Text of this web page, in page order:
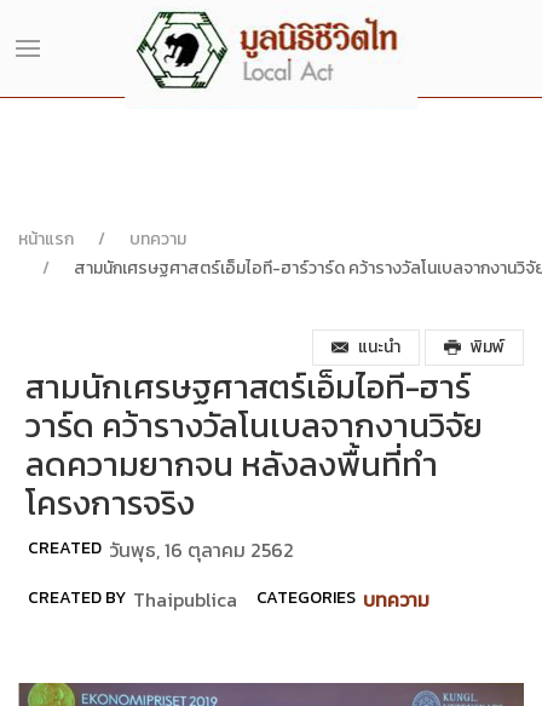
หน้าแรก
บทความ
สามนักเศรษฐศาสตร์เอ็มไอที-ฮาร์วาร์ด คว้ารางวัลโนเบลจากงาน
แนะนำ พิมพ์
สามนักเศรษฐศาสตร์เอ็มไอที-ฮาร์
วาร์ด คว้ารางวัลโนเบลจากงานวิจัย
ลดความยากจน หลังลงพื้นที่ทำ
โครงการจริง
CREATED วันพุธ, 16 ตุลาคม 2562
CREATED BY Thaipublica CATEGORIES บทความ